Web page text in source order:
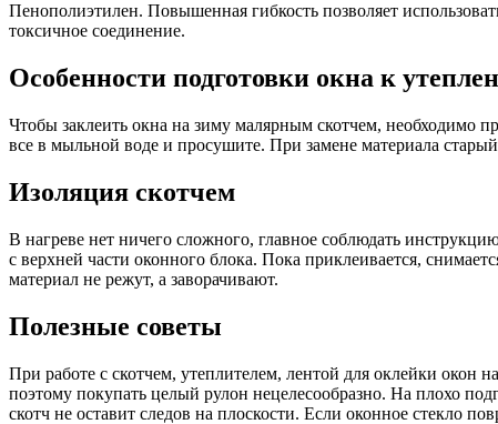
Пенополиэтилен. Повышенная гибкость позволяет
токсичное соединение.
Особенности подготовки окна к
Чтобы заклеить окна на зиму малярным скотчем, необходимо
все в мыльной воде и просушите. При замене материала
Изоляция скотчем
В нагреве нет ничего сложного, главное соблюдать
с верхней части оконного блока. Пока приклеивается,
материал не режут, а заворачивают.
Полезные советы
При работе с скотчем, утеплителем, лентой для оклейки
поэтому покупать целый рулон нецелесообразно. На плохо
скотч не оставит следов на плоскости. Если оконное стекло